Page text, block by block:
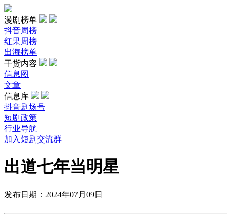
漫剧榜单
抖音周榜
红果周榜
出海榜单
干货内容
信息图
文章
信息库
抖音剧场号
短剧政策
行业导航
加入短剧交流群
出道七年当明星
发布日期：2024年07月09日